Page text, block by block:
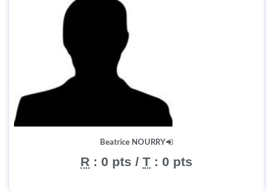
Beatrice NOURRY
R : 0 pts / T : 0 pts